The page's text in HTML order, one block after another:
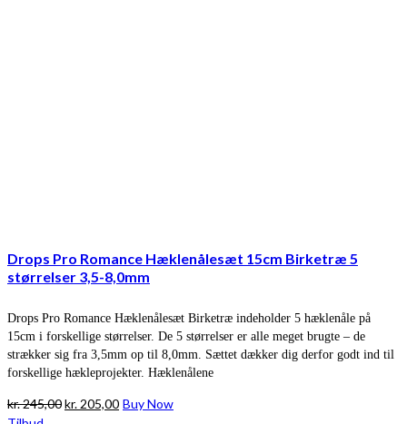
Drops Pro Romance Hæklenålesæt 15cm Birketræ 5
størrelser 3,5-8,0mm
Drops Pro Romance Hæklenålesæt Birketræ indeholder 5 hæklenåle på
15cm i forskellige størrelser. De 5 størrelser er alle meget brugte – de
strækker sig fra 3,5mm op til 8,0mm. Sættet dækker dig derfor godt ind til
forskellige hækleprojekter. Hæklenålene
kr.245,00Den
kr.205,00Den
Buy Now